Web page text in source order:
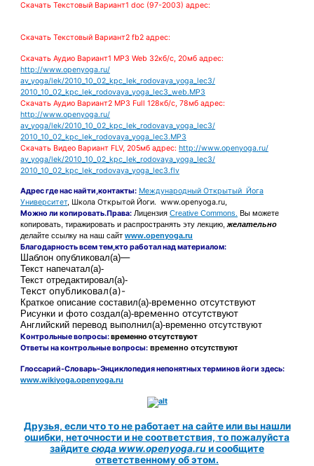
Скачать Текстовый Вариант1 doc (97-2003) адрес:
Скачать Текстовый Вариант2 fb2 адрес:
Скачать Аудио Вариант1 MP3 Web 32кб/с, 20мб адрес:
http://www.openyoga.ru/
av_yoga/lek/2010_10_02_kpc_lek_rodovaya_yoga_lec3/
2010_10_02_kpc_lek_rodovaya_yoga_lec3_web.MP3
Скачать Аудио Вариант2 MP3 Full 128кб/с, 78мб адрес:
http://www.openyoga.ru/
av_yoga/lek/2010_10_02_kpc_lek_rodovaya_yoga_lec3/
2010_10_02_kpc_lek_rodovaya_yoga_lec3.MP3
Скачать Видео Вариант FLV, 205мб адрес:http://www.openyoga.ru/
av_yoga/lek/2010_10_02_kpc_lek_rodovaya_yoga_lec3/
2010_10_02_kpc_lek_rodovaya_yoga_lec3.flv
Адресгде нас найти,контакты: Международный Открытый Йога
Университет, Школа Открытой Йоги. www.openyoga.ru,
Можно ли копировать.Права: ЛицензияCreative Commons. Вы можете
копировать, тиражировать и распространять эту лекцию, желательно
делайте ссылку на наш сайтwww.openyoga.ru
Благодарность всем тем,кто работал над материалом:
Шаблонопубликовал(а)—
Текст напечатал(а)-
Текст отредактировал(а)-
Текст опубликовал(а)-
Краткое описание составил(а)-временно отсутствуют
Рисунки и фото создал(а)-временно отсутствуют
Английский перевод выполнил(а)-временно отсутствуют
Контрольные вопросы:временно отсутствуют
Ответы на контрольные вопросы: временно отсутствуют
Глоссарий-Словарь-Энциклопедия непонятных терминов йоги здесь:
www.wikiyoga.openyoga.ru
Друзья, если что то не работает на сайте или вы нашли
ошибки, неточности и не соответствия, то пожалуйста
зайдитесюда www.openyoga.ruи сообщите
ответственному об этом.